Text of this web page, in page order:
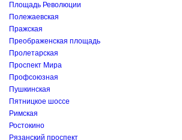
Площадь Революции
Полежаевская
Пражская
Преображенская площадь
Пролетарская
Проспект Мира
Профсоюзная
Пушкинская
Пятницкое шоссе
Римская
Ростокино
Рязанский проспект